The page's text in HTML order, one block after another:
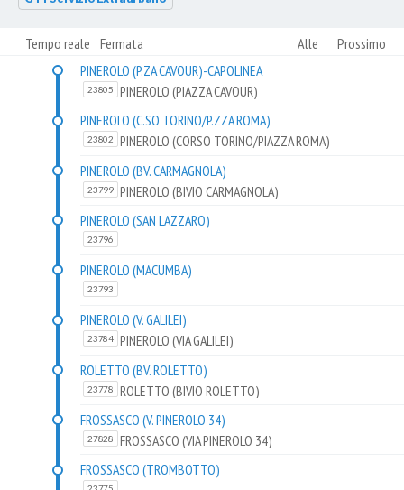
Tempo reale Fermata Alle
Prossimo
PINEROLO (P.ZA CAVOUR)-CAPOLINEA
23805
PINEROLO (PIAZZA CAVOUR)
PINEROLO (C.SO TORINO/P.ZZA ROMA)
23802
PINEROLO (CORSO TORINO/PIAZZA ROMA)
PINEROLO (BV. CARMAGNOLA)
23799
PINEROLO (BIVIO CARMAGNOLA)
PINEROLO (SAN LAZZARO)
23796
PINEROLO (MACUMBA)
23793
PINEROLO (V. GALILEI)
23784
PINEROLO (VIA GALILEI)
ROLETTO (BV. ROLETTO)
23778
ROLETTO (BIVIO ROLETTO)
FROSSASCO (V. PINEROLO 34)
27828
FROSSASCO (VIA PINEROLO 34)
FROSSASCO (TROMBOTTO)